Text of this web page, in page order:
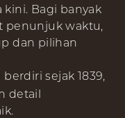
Bagi banyak
penunjuk waktu,
dan pilihan
berdiri sejak 1839,
detail